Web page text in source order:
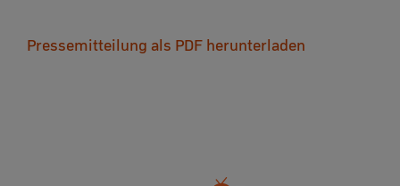
Pressemitteilung als PDF herunterladen